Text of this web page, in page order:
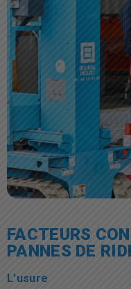
FACTEURS
PANNES DE
L'usure